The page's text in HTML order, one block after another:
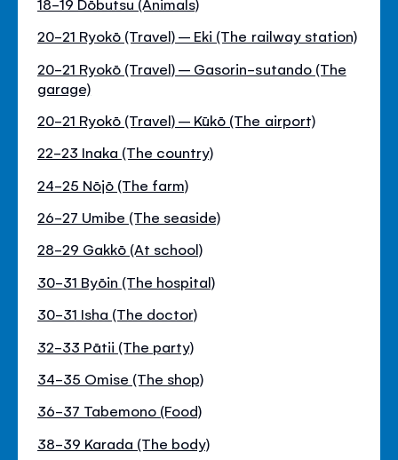
20-21 Ryokō (Travel) – Eki (The railway station)
20-21 Ryokō (Travel) – Gasorin-sutando (The
garage)
20-21 Ryokō (Travel) – Kūkō (The airport)
22-23 Inaka (The country)
24-25 Nōjō (The farm)
26-27 Umibe (The seaside)
28-29 Gakkō (At school)
30-31 Byōin (The hospital)
30-31 Isha (The doctor)
32-33 Pātii (The party)
34-35 Omise (The shop)
36-37 Tabemono (Food)
38-39 Karada (The body)